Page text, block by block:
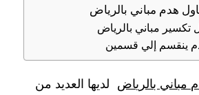
هدم مباني بالرياض
تكسير مباني بالرياض
ينقسم إلي قسمين
مباني بالرياض لديها العديد من